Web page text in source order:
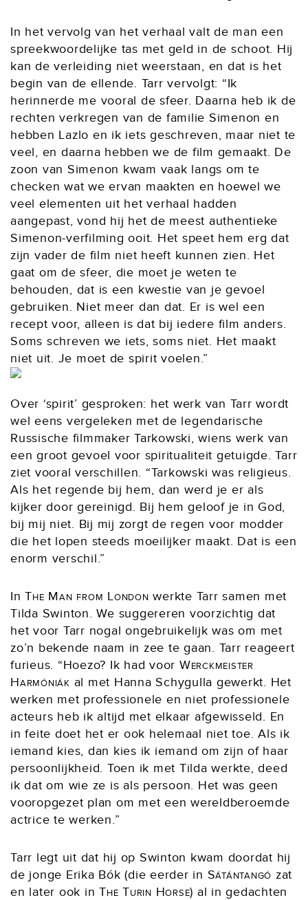
In het vervolg van het verhaal valt de man een
spreekwoordelijke tas met geld in de schoot. Hij
kan de verleiding niet weerstaan, en dat is het
begin van de ellende. Tarr vervolgt: “Ik
herinnerde me vooral de sfeer. Daarna heb ik de
rechten verkregen van de familie Simenon en
hebben Lazlo en ik iets geschreven, maar niet te
veel, en daarna hebben we de film gemaakt. De
zoon van Simenon kwam vaak langs om te
checken wat we ervan maakten en hoewel we
veel elementen uit het verhaal hadden
aangepast, vond hij het de meest authentieke
Simenon-verfilming ooit. Het speet hem erg dat
zijn vader de film niet heeft kunnen zien. Het
gaat om de sfeer, die moet je weten te
behouden, dat is een kwestie van je gevoel
gebruiken. Niet meer dan dat. Er is wel een
recept voor, alleen is dat bij iedere film anders.
Soms schreven we iets, soms niet. Het maakt
niet uit. Je moet de spirit voelen.”
Over ‘spirit’ gesproken: het werk van Tarr wordt
wel eens vergeleken met de legendarische
Russische filmmaker Tarkowski, wiens werk van
een groot gevoel voor spiritualiteit getuigde. Tarr
ziet vooral verschillen. “Tarkowski was religieus.
Als het regende bij hem, dan werd je er als
kijker door gereinigd. Bij hem geloof je in God,
bij mij niet. Bij mij zorgt de regen voor modder
die het lopen steeds moeilijker maakt. Dat is een
enorm verschil.”
InThe Man from London werkte Tarr samen met
Tilda Swinton. We suggereren voorzichtig dat
het voor Tarr nogal ongebruikelijk was om met
zo’n bekende naam in zee te gaan. Tarr reageert
furieus. “Hoezo? Ik had voor Werckmeister
Harmóniák al met Hanna Schygulla gewerkt. Het
werken met professionele en niet professionele
acteurs heb ik altijd met elkaar afgewisseld. En
in feite doet het er ook helemaal niet toe. Als ik
iemand kies, dan kies ik iemand om zijn of haar
persoonlijkheid. Toen ik met Tilda werkte, deed
ik dat om wie ze is als persoon. Het was geen
vooropgezet plan om met een wereldberoemde
actrice te werken.”
Tarr legt uit dat hij op Swinton kwam doordat hij
de jonge Erika Bók (die eerder in Sátántangó zat
en later ook inThe Turin Horse) al in gedachten